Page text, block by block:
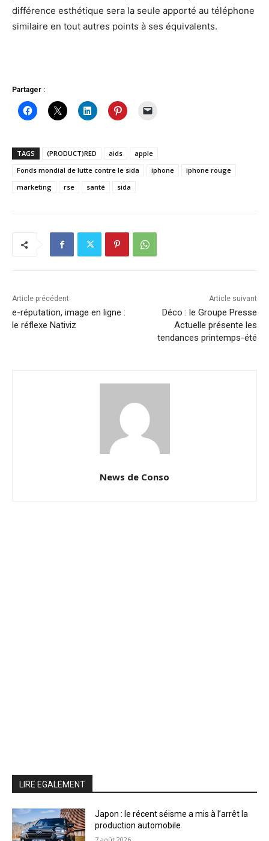
différence esthétique sera la seule apporté au téléphone
similaire en tout autres points à ses équivalents.
Partager :
TAGS (PRODUCT)RED aids
apple
Fonds mondial de lutte contre le sida
iphone
iphone rouge
marketing
rse santé sida
Article précédent
e-réputation, image en ligne :
le réflexe Nativiz
Article suivant
Déco : le Groupe Presse
Actuelle présente les
tendances printemps-été
News de Conso
LIRE EGALEMENT
Japon : le récent séisme a mis à l’arrêt la
production automobile